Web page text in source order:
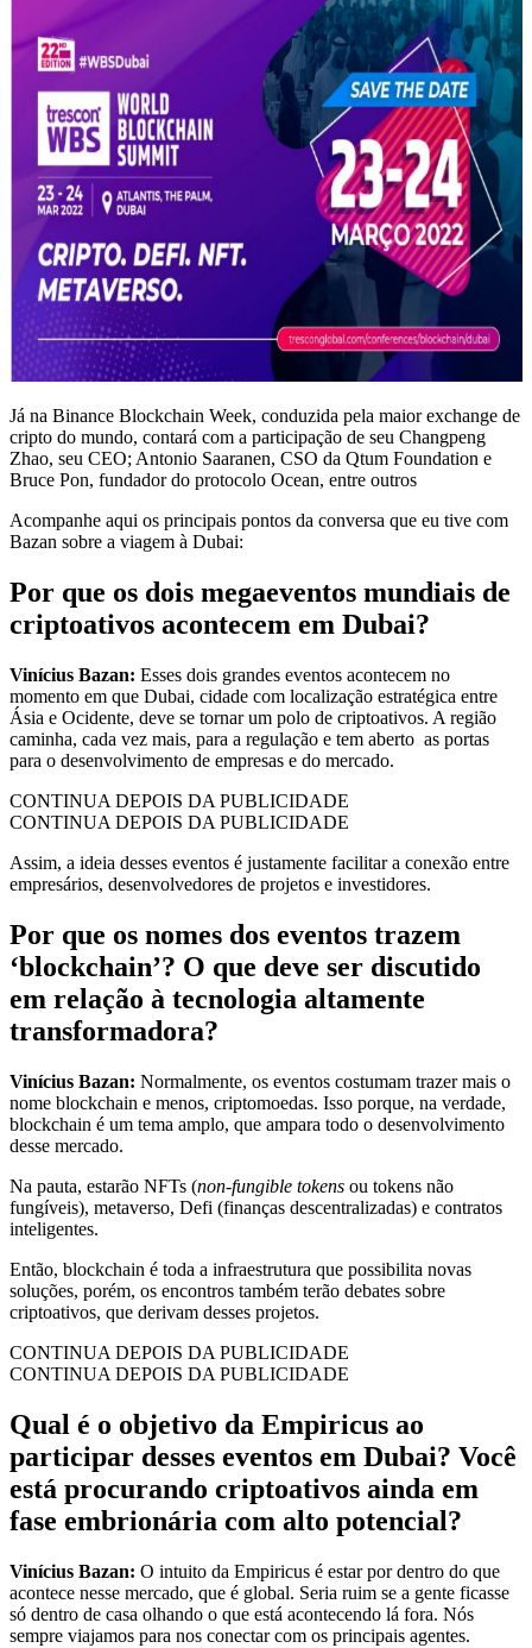
Já na Binance Blockchain Week, conduzida pela maior exchange de
cripto do mundo, contará com a participação de seu Changpeng
Zhao, seu CEO; Antonio Saaranen, CSO da Qtum Foundation e
Bruce Pon, fundador do protocolo Ocean, entre outros
Acompanhe aqui os principais pontos da conversa que eu tive com
Bazan sobre a viagem à Dubai:
Por que os dois megaeventos mundiais de
criptoativos acontecem em Dubai?
Vinícius Bazan: Esses dois grandes eventos acontecem no
momento em que Dubai, cidade com localização estratégica entre
Ásia e Ocidente, deve se tornar um polo de criptoativos. A região
caminha, cada vez mais, para a regulação e tem aberto as portas
para o desenvolvimento de empresas e do mercado.
CONTINUA DEPOIS DA PUBLICIDADE
CONTINUA DEPOIS DA PUBLICIDADE
Assim, a ideia desses eventos é justamente facilitar a conexão entre
empresários, desenvolvedores de projetos e investidores.
Por que os nomes dos eventos trazem
‘blockchain’? O que deve ser discutido
em relação à tecnologia altamente
transformadora?
Vinícius Bazan: Normalmente, os eventos costumam trazer mais o
nome blockchain e menos, criptomoedas. Isso porque, na verdade,
blockchain é um tema amplo, que ampara todo o desenvolvimento
desse mercado.
Na pauta, estarão NFTs (non-fungible tokens ou tokens não
fungíveis), metaverso, Defi (finanças descentralizadas) e contratos
inteligentes.
Então, blockchain é toda a infraestrutura que possibilita novas
soluções, porém, os encontros também terão debates sobre
criptoativos, que derivam desses projetos.
CONTINUA DEPOIS DA PUBLICIDADE
CONTINUA DEPOIS DA PUBLICIDADE
Qual é o objetivo da Empiricus ao
participar desses eventos em Dubai? Você
está procurando criptoativos ainda em
fase embrionária com alto potencial?
Vinícius Bazan: O intuito da Empiricus é estar por dentro do que
acontece nesse mercado, que é global. Seria ruim se a gente ficasse
só dentro de casa olhando o que está acontecendo lá fora. Nós
sempre viajamos para nos conectar com os principais agentes.